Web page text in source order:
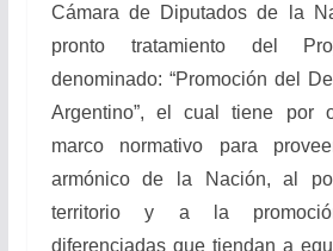
Cámara de Diputados de la
pronto tratamiento del
denominado: “Promoción del
Argentino”, el cual tiene por
marco normativo para
armónico de la Nación, al
territorio y a la
diferenciadas que tiendan a